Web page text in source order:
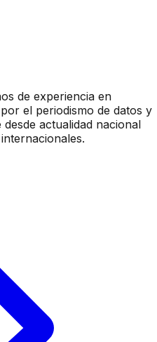
de experiencia en
el periodismo de datos y
actualidad nacional